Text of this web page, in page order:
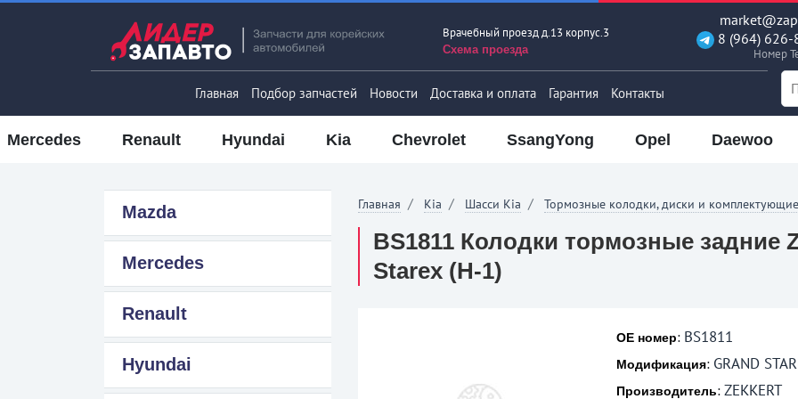
Врачебный проезд д.13 корпус.3
Схема проезда
8 (964)
Номер
Главная Подбор запчастей Новости Доставка и оплата Гарантия Контакты
Mercedes Renault Hyundai Kia Chevrolet SsangYong Opel Daewoo
Mazda
Mercedes
Renault
Hyundai
Главная Kia Шасси Kia Тормозные колодки, диски и
BS1811 Колодки тормозные задние
Starex (H-1)
OE номер: BS1811
Модификация: GRAND
Производитель: ZEKKERT